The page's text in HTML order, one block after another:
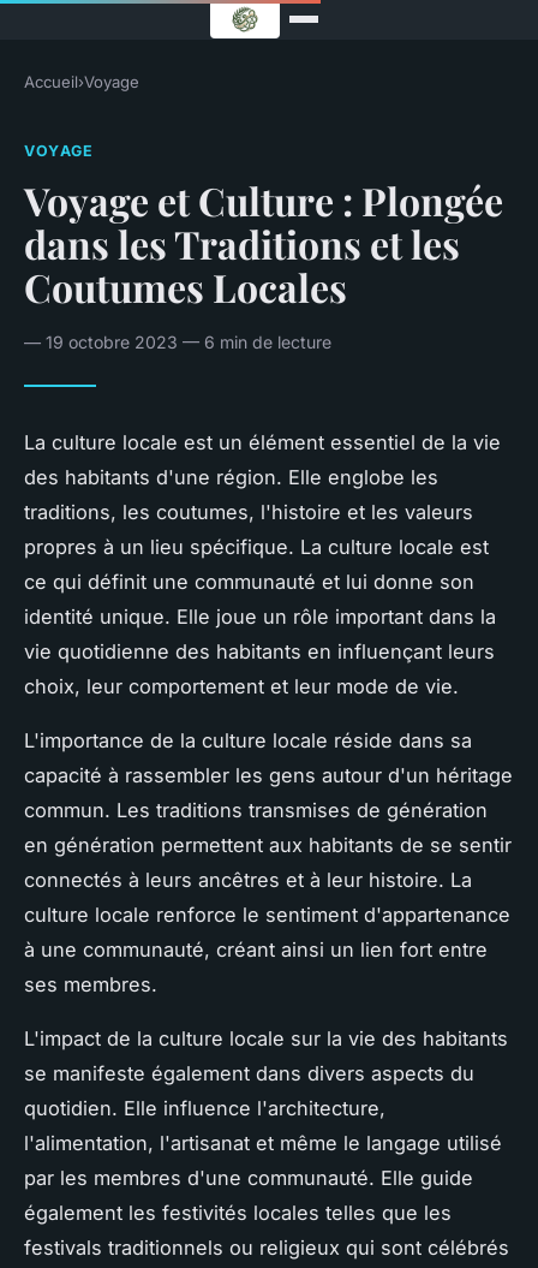
Accueil›Voyage
VOYAGE
Voyage et Culture : Plongée
dans les Traditions et les
Coutumes Locales
— 19 octobre 2023 — 6 min de lecture
La culture locale est un élément essentiel de la vie
des habitants d'une région. Elle englobe les
traditions, les coutumes, l'histoire et les valeurs
propres à un lieu spécifique. La culture locale est
ce qui définit une communauté et lui donne son
identité unique. Elle joue un rôle important dans la
vie quotidienne des habitants en influençant leurs
choix, leur comportement et leur mode de vie.
L'importance de la culture locale réside dans sa
capacité à rassembler les gens autour d'un héritage
commun. Les traditions transmises de génération
en génération permettent aux habitants de se sentir
connectés à leurs ancêtres et à leur histoire. La
culture locale renforce le sentiment d'appartenance
à une communauté, créant ainsi un lien fort entre
ses membres.
L'impact de la culture locale sur la vie des habitants
se manifeste également dans divers aspects du
quotidien. Elle influence l'architecture,
l'alimentation, l'artisanat et même le langage utilisé
par les membres d'une communauté. Elle guide
également les festivités locales telles que les
festivals traditionnels ou religieux qui sont célébrés